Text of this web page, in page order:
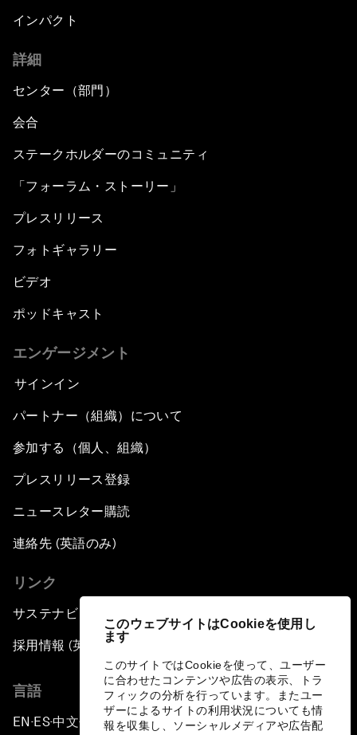
このウェブサイトはCookieを使用し
ます
このサイトではCookieを使って、ユーザー
に合わせたコンテンツや広告の表示、トラ
フィックの分析を行っています。またユー
ザーによるサイトの利用状況についても情
報を収集し、ソーシャルメディアや広告配
インパクト
詳細
センター（部門）
会合
ステークホルダーのコミュニティ
「フォーラム・ストーリー」
プレスリリース
フォトギャラリー
ビデオ
ポッドキャスト
エンゲージメント
サインイン
パートナー（組織）について
参加する（個人、組織）
プレスリリース登録
ニュースレター購読
連絡先 (英語のみ)
リンク
サステナビリティへの取り組み
採用情報 (英語のみ)
言語
EN ▪ES▪中文▪ 日本語